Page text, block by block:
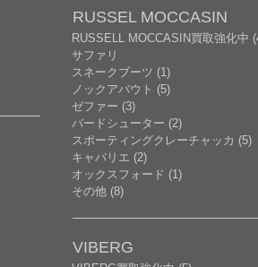
RUSSEL MOCCASIN
RUSSELL MOCCASIN買取強化中
サファリ
スネークブーツ (1)
ノックアバウト (5)
ゼファー (3)
バードシューター (2)
スポーティングクレーチャッカ (5)
キャバリエ (2)
オックスフォード (1)
その他 (8)
VIBERG